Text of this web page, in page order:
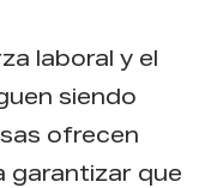
laboral y el
siendo
ofrecen
garantizar que